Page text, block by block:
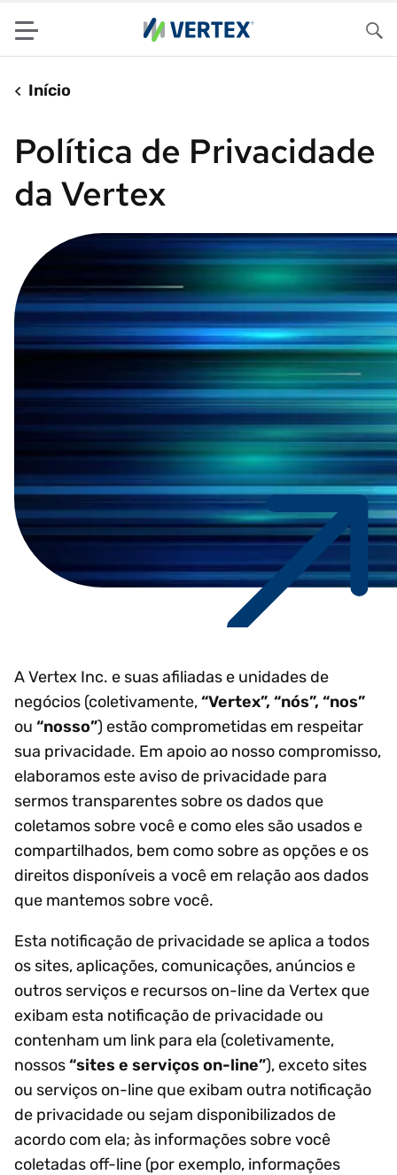
Menu
Início
Política de Privacidade
da Vertex
A Vertex Inc. e suas afiliadas e unidades de
negócios (coletivamente,“Vertex”, “nós”, “nos”
ou “nosso”) estão comprometidas em respeitar
sua privacidade. Em apoio ao nosso compromisso,
elaboramos este aviso de privacidade para
sermos transparentes sobre os dados que
coletamos sobre você e como eles são usados e
compartilhados, bem como sobre as opções e os
direitos disponíveis a você em relação aos dados
que mantemos sobre você.
Esta notificação de privacidade se aplica a todos
os sites, aplicações, comunicações, anúncios e
outros serviços e recursos on-line da Vertex que
exibam esta notificação de privacidade ou
contenham um link para ela (coletivamente,
nossos“sites e serviços on-line”), exceto sites
ou serviços on-line que exibam outra notificação
de privacidade ou sejam disponibilizados de
acordo com ela; às informações sobre você
coletadas off-line (por exemplo, informações